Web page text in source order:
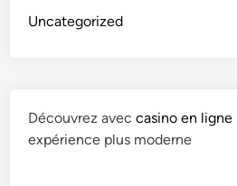
Uncategorized
Découvrez aveccasino en
expérience plus moderne